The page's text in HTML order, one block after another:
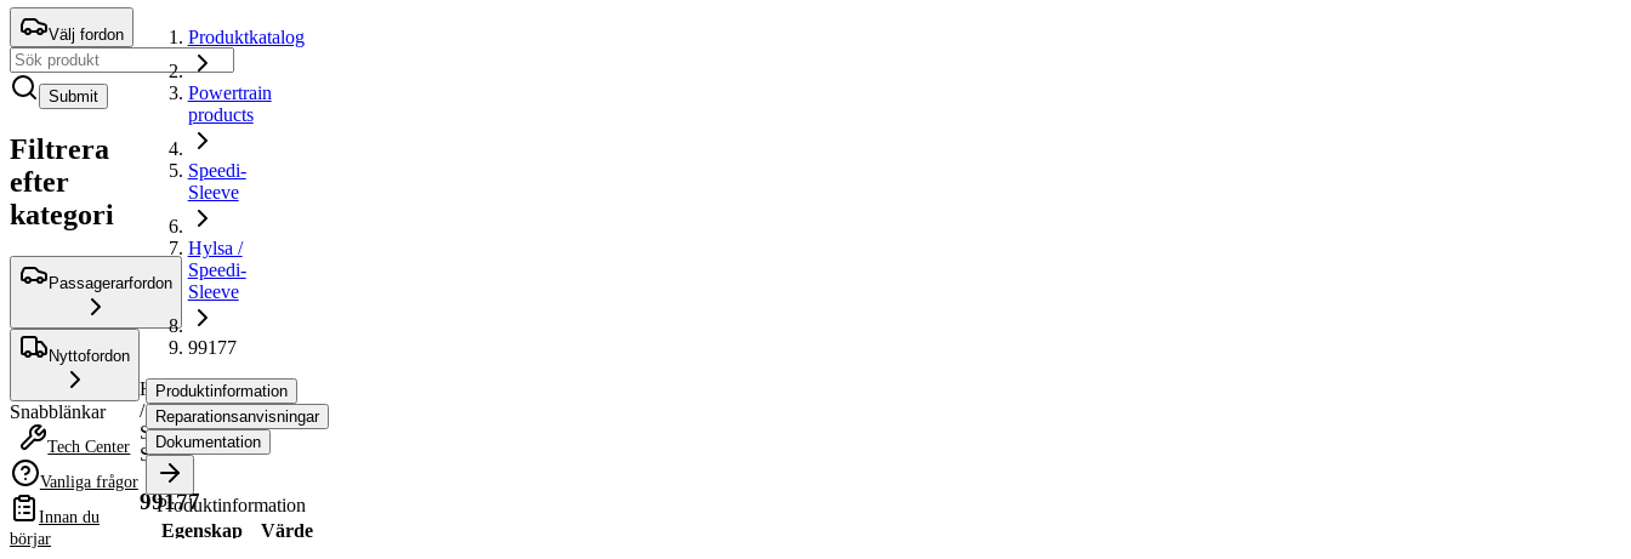
Välj fordon
Submit
Filtrera
efter
kategori
Passagerarfordon
Nyttofordon
Snabblänkar
Tech Center
Vanliga frågor
Innan du
börjar
Produktkatalog
Powertrain
products
Speedi-
Sleeve
Hylsa /
Speedi-
Sleeve
99177
Hylsa
/
Speedi-
Sleeve
99177
Produktinformation
Reparationsanvisningar
Dokumentation
Produktinformation
Egenskap
Värde